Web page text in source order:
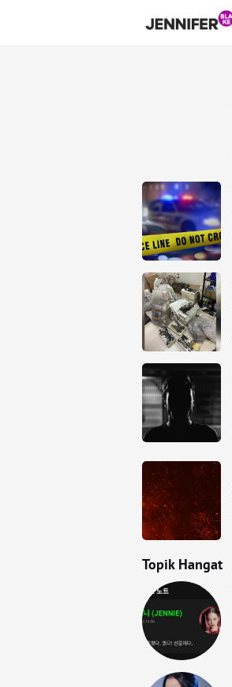
Topik Hangat